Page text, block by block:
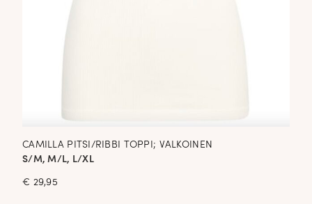
CAMILLA PITSI/RIBBI TOPPI; VALKOINEN
S/M, M/L, L/XL
€ 29,95